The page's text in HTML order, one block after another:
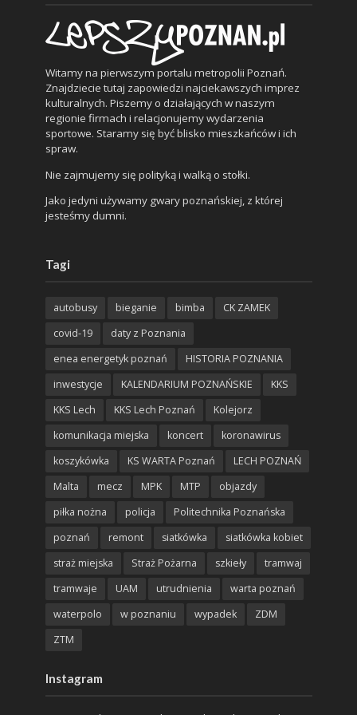
Witamy na pierwszym portalu metropolii Poznań.
Znajdziecie tutaj zapowiedzi najciekawszych imprez
kulturalnych. Piszemy o działających w naszym
regionie firmach i relacjonujemy wydarzenia
sportowe. Staramy się być blisko mieszkańców i ich
spraw.
Nie zajmujemy się polityką i walką o stołki.
Jako jedyni używamy gwary poznańskiej, z której
jesteśmy dumni.
Tagi
autobusy bieganie bimba
CK ZAMEK
covid-19
daty z Poznania
enea energetyk poznań
HISTORIA POZNANIA
inwestycje
KALENDARIUM POZNAŃSKIE
KKS
KKS Lech
KKS Lech Poznań
Kolejorz
komunikacja miejska
koncert
koronawirus
koszykówka
KS WARTA Poznań
LECH POZNAŃ
Malta
mecz MPK MTP
objazdy
piłka nożna
policja
Politechnika Poznańska
poznań
remont siatkówka
siatkówka kobiet
straż miejska
Straż Pożarna szkieły
tramwaj
tramwaje
UAM utrudnienia
warta poznań
waterpolo
w poznaniu wypadek
ZDM
ZTM
Instagram